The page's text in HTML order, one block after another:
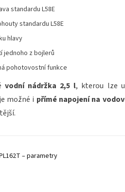
standardu L58E
standardu L58E
hlavy
jednoho z bojlerů
pohotovostní funkce
vodní nádržka 2,5 l, kterou lze
možné i přímé napojení na